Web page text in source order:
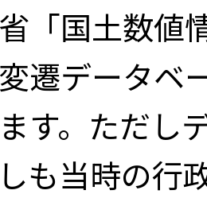
「国土数値
変遷データ
す。ただし
も当時の行